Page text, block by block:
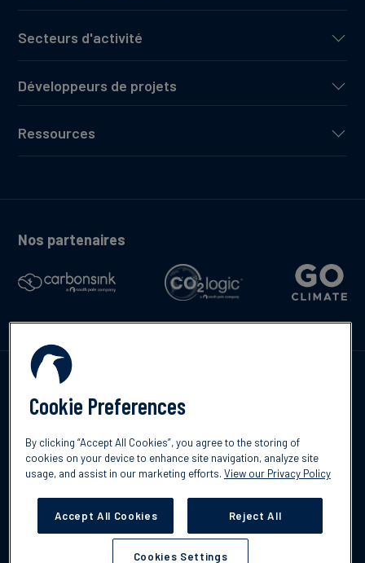
English
Secteurs d'activité
Développeurs de projets
Ressources
Nos partenaires
responsabilité
Cookie Preferences
By clicking “Accept All Cookies”, you agree to the storing of
cookies on your device to enhance site navigation, analyze site
usage, and assist in our marketing efforts. View our Privacy Policy
Accept All Cookies Reject All
Cookies Settings